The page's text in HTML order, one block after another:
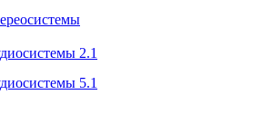
2.1
5.1